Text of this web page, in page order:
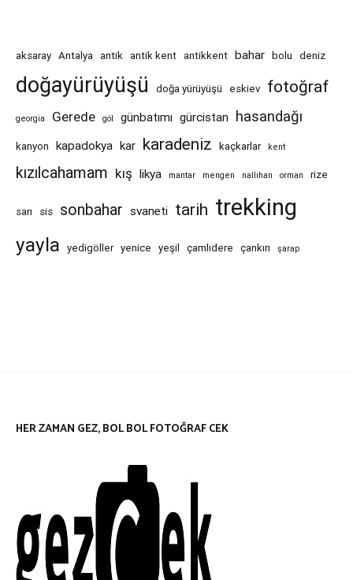
aksaray Antalya antik antik kent antikkent bahar bolu deniz
doğayürüyüşü doğa yürüyüşü eskiev fotoğraf
georgia Gerede göl günbatımı gürcistan hasandağı
kanyon kapadokya kar karadeniz kaçkarlar kent
kızılcahamam kış likya mantar mengen nallıhan orman rize
sarı sis sonbahar svaneti tarih trekking
yayla yedigöller yenice yeşil çamlıdere çankırı şarap
HER ZAMAN GEZ, BOL BOL FOTOĞRAF CEK